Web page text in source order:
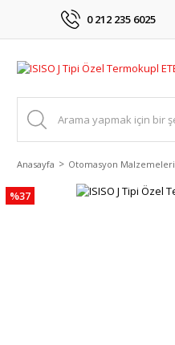
0 212 235 6025
Anasayfa Otomasyon Malzemeleri
%37